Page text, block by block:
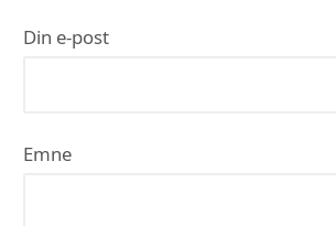
Din e-post
Emne